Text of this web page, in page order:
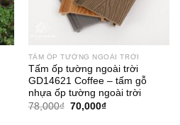
TẤM ỐP TƯỜNG NGOÀI TRỜI
Tấm ốp tường ngoài trời
GD14621 Coffee – tấm gỗ
nhựa ốp tường ngoài trời
78,000₫ Giá
70,000₫Giá